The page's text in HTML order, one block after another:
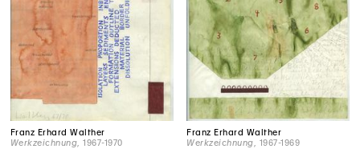
Franz Erhard Walther
Werkzeichnung , 1967-1970
Franz Erhard Walther
Werkzeichnung , 1967-1969